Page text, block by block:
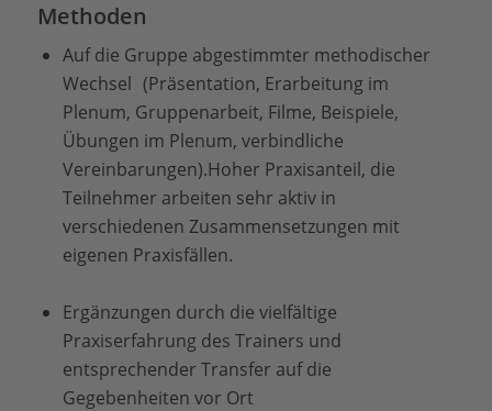
Methoden
Auf die Gruppe abgestimmter methodischer
Wechsel (Präsentation, Erarbeitung im
Plenum, Gruppenarbeit, Filme, Beispiele,
Übungen im Plenum, verbindliche
Vereinbarungen).Hoher Praxisanteil, die
Teilnehmer arbeiten sehr aktiv in
verschiedenen Zusammensetzungen mit
eigenen Praxisfällen.
Ergänzungen durch die vielfältige
Praxiserfahrung des Trainers und
entsprechender Transfer auf die
Gegebenheiten vor Ort